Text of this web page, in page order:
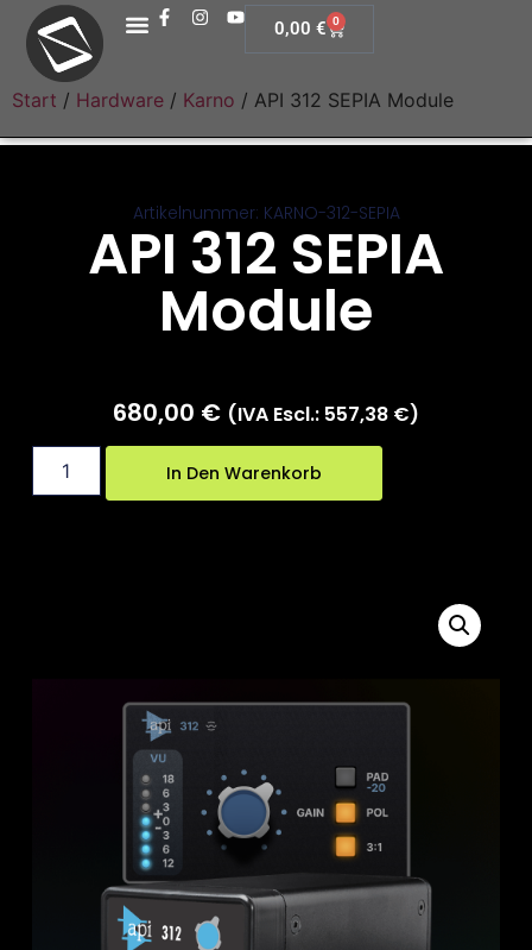
0,00 € 0
Start / Hardware / Karno / API 312 SEPIA Module
Artikelnummer: KARNO-312-SEPIA
API 312 SEPIA
Module
680,00 € (IVA Escl.: 557,38 €)
In Den Warenkorb